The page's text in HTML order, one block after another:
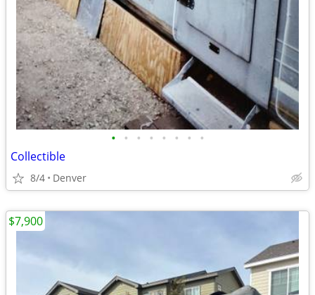
• • • • • • • •
Collectible
8/4 Denver
$7,900